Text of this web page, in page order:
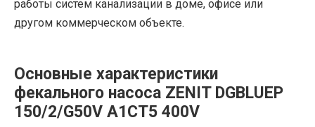
работы систем канализации в доме, офисе или
другом коммерческом объекте.
Основные характеристики
фекального насоса ZENIT DGBLUEP
150/2/G50V A1CT5 400V